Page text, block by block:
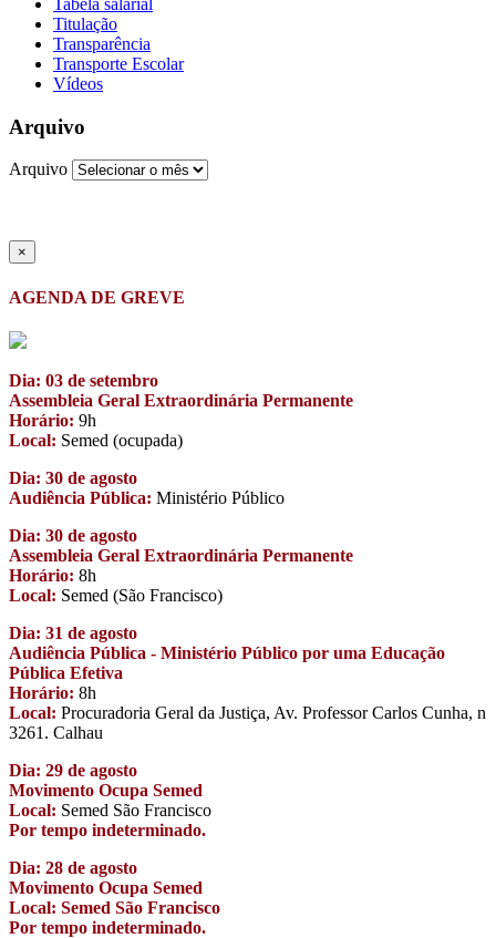
Tabela salarial
Titulação
Transparência
Transporte Escolar
Vídeos
Arquivo
Arquivo
×
AGENDA DE GREVE
Dia: 03 de setembro
Assembleia Geral Extraordinária Permanente
Horário: 9h
Local: Semed (ocupada)
Dia: 30 de agosto
Audiência Pública: Ministério Público
Dia: 30 de agosto
Assembleia Geral Extraordinária Permanente
Horário: 8h
Local: Semed (São Francisco)
Dia: 31 de agosto
Audiência Pública - Ministério Público por uma Educação
Pública Efetiva
Horário: 8h
Local: Procuradoria Geral da Justiça, Av. Professor Carlos Cunha, n
3261. Calhau
Dia: 29 de agosto
Movimento Ocupa Semed
Local: Semed São Francisco
Por tempo indeterminado.
Dia: 28 de agosto
Movimento Ocupa Semed
Local: Semed São Francisco
Por tempo indeterminado.